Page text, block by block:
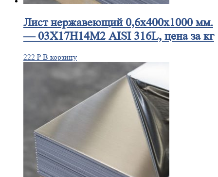
Листнержавеющий 0,6x400x1000 мм.
— 03Х17Н14М2 AISI 316L, цена за кг
222 ₽ В корзину